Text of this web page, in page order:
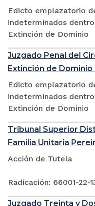
Edicto emplazatorio
indeterminados
Extinción de Dominio
Juzgado Penal del
Extinción de Dominio
Edicto emplazatorio
indeterminados
Extinción de Dominio
Tribunal Superior
Familia Unitaria
Acción de Tutela
Radicación: 66001-
Juzgado Treinta y